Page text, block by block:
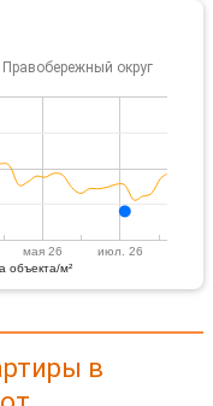
округ
объекта/м²
мая 26 июл. 26
в